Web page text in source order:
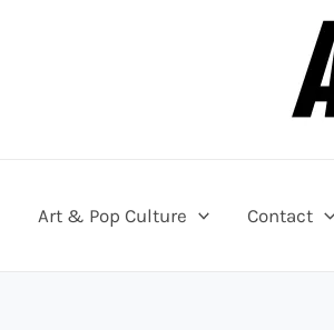
Art & Pop Culture Contact